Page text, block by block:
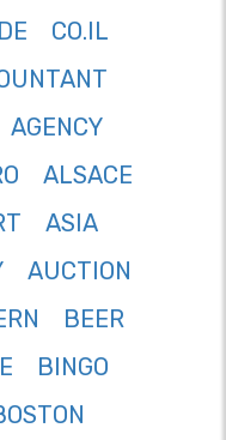
DE
CO.IL
AGENCY
ALSACE
ASIA
AUCTION
BEER
BINGO